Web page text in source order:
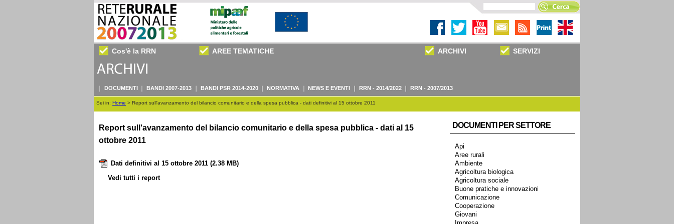
Cos'è la RRN AREE TEMATICHE ARCHIVI SERVIZI
DOCUMENTI BANDI 2007-2013 BANDI PSR 2014-2020 NORMATIVA NEWS E EVENTI RRN - 2014/2022 RRN - 2007/2013
Sei in: Home > Report sull'avanzamento del bilancio comunitario e della spesa pubblica - dati definitivi al 15 ottobre 2011
Report sull'avanzamento del bilancio comunitario e della spesa pubblica - dati al 15
ottobre 2011
Dati definitivi al 15 ottobre 2011 (2.38 MB)
Vedi tutti i report
DOCUMENTI PER SETTORE
Api
Aree rurali
Ambiente
Agricoltura biologica
Agricoltura sociale
Buone pratiche e innovazioni
Comunicazione
Cooperazione
Giovani